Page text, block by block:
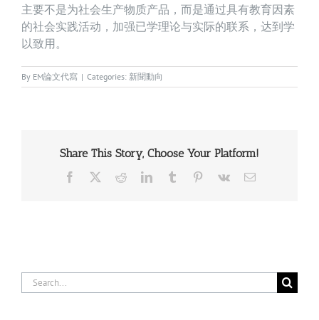
主要不是为社会生产物质产品，而是通过具有教育因素
的社会实践活动，加强已学理论与实际的联系，达到学
以致用。
By EM論文代寫 | Categories: 新聞動向
Share This Story, Choose Your Platform!
Facebook RedditLinkedInTumblr Pinterest
Vk Email
Search
for: